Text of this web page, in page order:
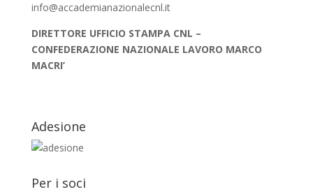
info@accademianazionalecnl.it
DIRETTORE UFFICIO STAMPA CNL –
CONFEDERAZIONE NAZIONALE LAVORO MARCO
MACRI’
Adesione
Per i soci